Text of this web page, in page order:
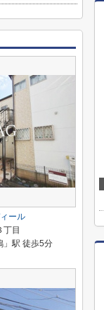
ール
丁目
」駅 徒歩5分